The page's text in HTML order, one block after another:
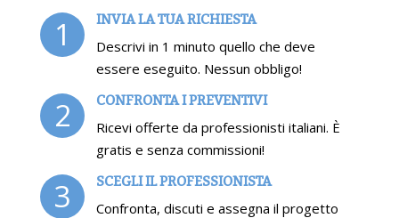
1 INVIA LA TUA RICHIESTA
Descrivi in 1 minuto quello che deve
essere eseguito. Nessun obbligo!
2 CONFRONTA I PREVENTIVI
Ricevi offerte da professionisti italiani. È
gratis e senza commissioni!
3 SCEGLI IL PROFESSIONISTA
Confronta, discuti e assegna il progetto